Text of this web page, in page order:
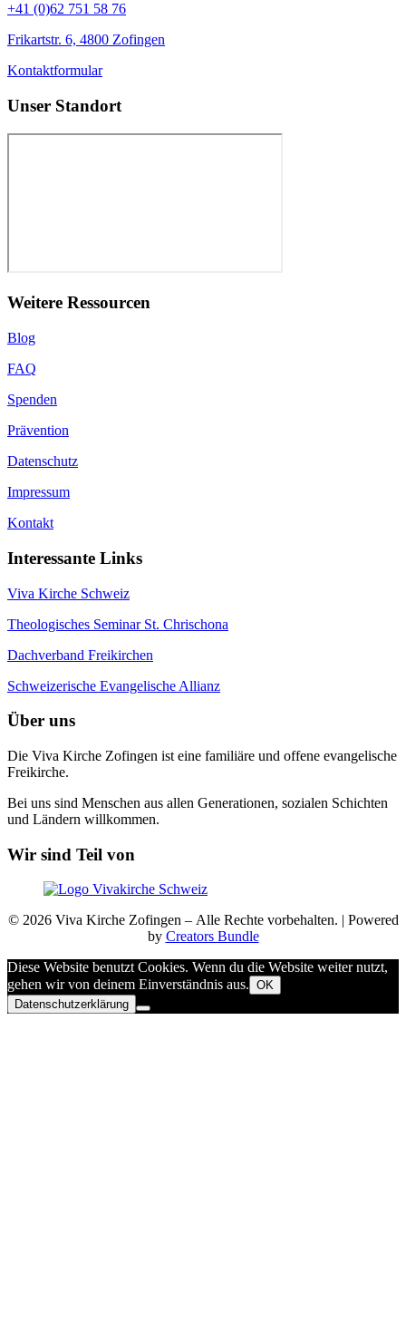
+41 (0)62 751 58 76
Frikartstr. 6, 4800 Zofingen
Kontaktformular
Unser Standort
Weitere Ressourcen
Blog
FAQ
Spenden
Prävention
Datenschutz
Impressum
Kontakt
Interessante Links
Viva Kirche Schweiz
Theologisches Seminar St. Chrischona
Dachverband Freikirchen
Schweizerische Evangelische Allianz
Über uns
Die Viva Kirche Zofingen ist eine familiäre und offene evangelische
Freikirche.
Bei uns sind Menschen aus allen Generationen, sozialen Schichten
und Ländern willkommen.
Wir sind Teil von
© 2026 Viva Kirche Zofingen – Alle Rechte vorbehalten. | Powered
by Creators Bundle
Diese Website benutzt Cookies. Wenn du die Website weiter nutzt,
gehen wir von deinem Einverständnis aus. OK
Datenschutzerklärung